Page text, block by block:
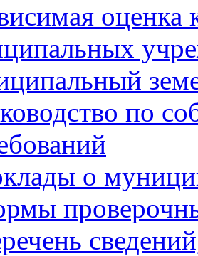
оценка
по
о